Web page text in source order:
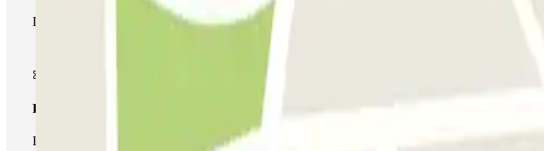
Durante a sua estadia, só poderá entrar e sair do parque de estacionamento uma vez.
Passe multiestacionamento
Durante a sua estadia, pode utilizar toda a rede de parques de estacionamento deste operador